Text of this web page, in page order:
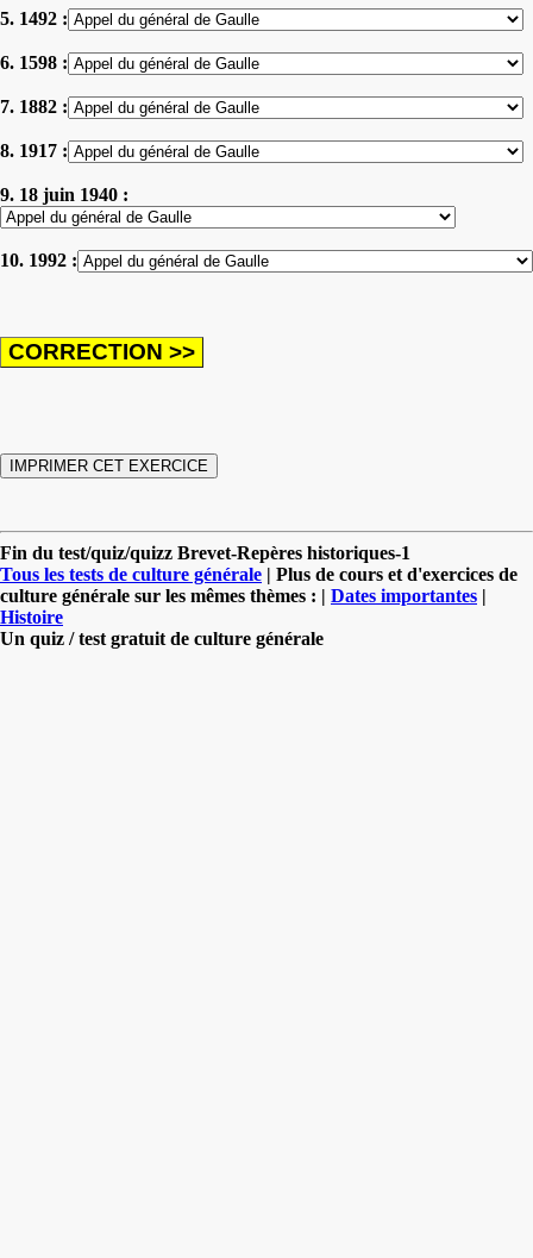
5. 1492 :
6. 1598 :
7. 1882 :
8. 1917 :
9. 18 juin 1940 :
10. 1992 :
Fin du test/quiz/quizz Brevet-Repères historiques-1
Tous les tests de culture générale | Plus de cours et d'exercices de
culture générale sur les mêmes thèmes : | Dates importantes |
Histoire
Un quiz / test gratuit de culture générale